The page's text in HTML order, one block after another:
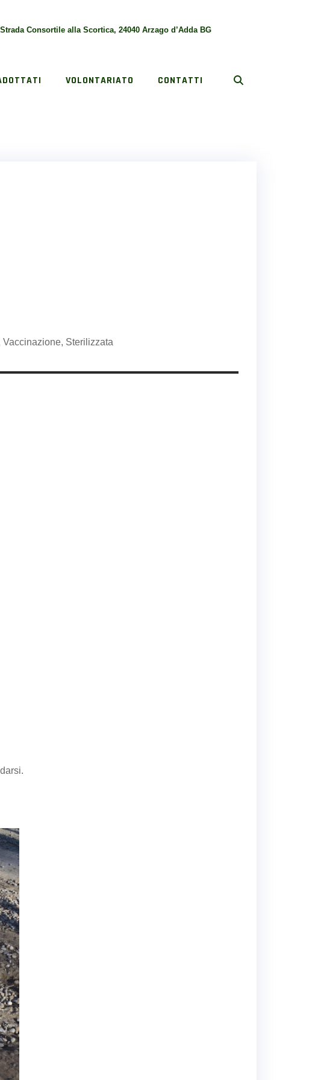
Strada Consortile alla Scortica, 24040 Arzago d’Adda BG
VOLONTARIATO CONTATTI
Vaccinazione, Sterilizzata